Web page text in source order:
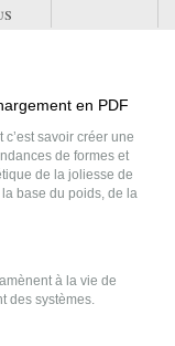
en PDF
c’est savoir créer une
de formes et
de la joliesse de
base du poids, de la
à la vie de
des systèmes.